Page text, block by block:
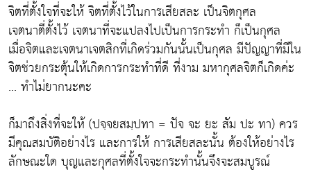
จิตที่ตั้งใจที่จะให้ จิตที่ตั้งไว้ในการเสียสละ เป็นจิตกุศล
เจตนาตี่ตั้งไว้ เจตนาที่จะแปลงไปเป็นการกระทำ ก็เป็นกุศล
เมื่อจิตและเจตนาเจตสิกที่เกิดร่วมกันนั้นเป็นกุศล มีปัญญาที่มีใน
จิตช่วยกระตุ้นให้เกิดการกระทำที่ดี ที่งาม มหากุศลจิตก็เกิดค่ะ
... ทำไม่ยากนะคะ
ก็มาถึงสิ่งที่จะให้ (ปจฺจยสมฺปทา = ปัจ จะ ยะ สัม ปะ ทา) ควร
มีคุณสมบัติอย่างไร และการให้ การเสียสละนั้น ต้องให้อย่างไร
ลักษณะใด บุญและกุศลที่ตั้งใจจะกระทำนั้นจึงจะสมบูรณ์